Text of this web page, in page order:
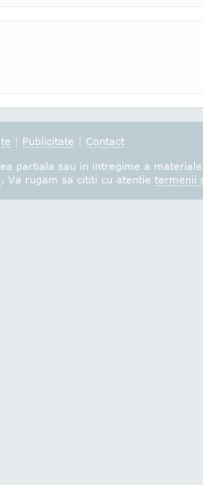
| Publicitate | Contact
partiala sau in intregime a
. Va rugam sa cititi cu atentie termenii